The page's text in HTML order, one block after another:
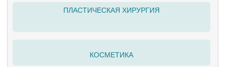
ПЛАСТИЧЕСКАЯ ХИРУРГИЯ
КОСМЕТИКА